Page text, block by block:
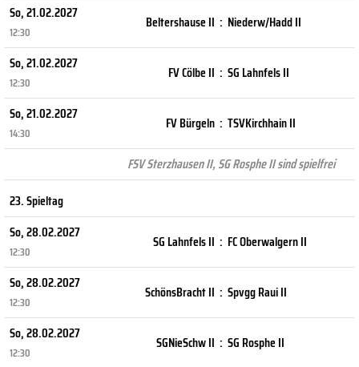
So, 21.02.2027
12:30
Beltershause II : Niederw/Hadd II
So, 21.02.2027
12:30
FV Cölbe II : SG Lahnfels II
So, 21.02.2027
14:30
FV Bürgeln : TSVKirchhain II
FSV Sterzhausen II, SG Rosphe II sind spielfrei
23. Spieltag
So, 28.02.2027
12:30
SG Lahnfels II : FC Oberwalgern II
So, 28.02.2027
12:30
SchönsBracht II : Spvgg Raui II
So, 28.02.2027
12:30
SGNieSchw II : SG Rosphe II